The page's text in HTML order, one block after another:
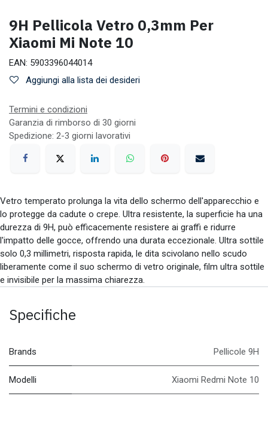
9H Pellicola Vetro 0,3mm Per
Xiaomi Mi Note 10
EAN: 5903396044014
Aggiungi alla lista dei desideri
Termini e condizioni
Garanzia di rimborso di 30 giorni
Spedizione: 2-3 giorni lavorativi
Vetro temperato prolunga la vita dello schermo dell'apparecchio e
lo protegge da cadute o crepe. Ultra resistente, la superficie ha una
durezza di 9H, può efficacemente resistere ai graffi e ridurre
l'impatto delle gocce, offrendo una durata eccezionale. Ultra sottile
solo 0,3 millimetri, risposta rapida, le dita scivolano nello scudo
liberamente come il suo schermo di vetro originale, film ultra sottile
e invisibile per la massima chiarezza.
Specifiche
Brands Pellicole 9H
Modelli Xiaomi Redmi Note 10